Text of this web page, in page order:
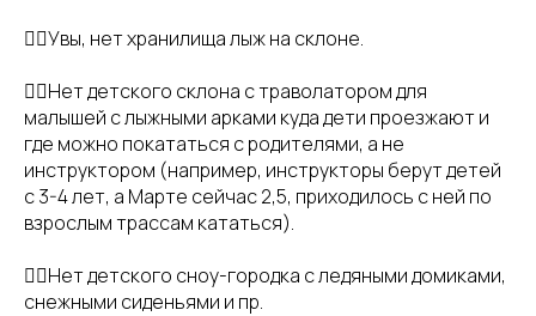
👉🏻Увы, нет хранилища лыж на склоне.
👉🏻Нет детского склона с траволатором для
малышей с лыжными арками куда дети проезжают и
где можно покататься с родителями, а не
инструктором (например, инструкторы берут детей
с 3-4 лет, а Марте сейчас 2,5, приходилось с ней по
взрослым трассам кататься).
👉🏻Нет детского сноу-городка с ледяными домиками,
снежными сиденьями и пр.